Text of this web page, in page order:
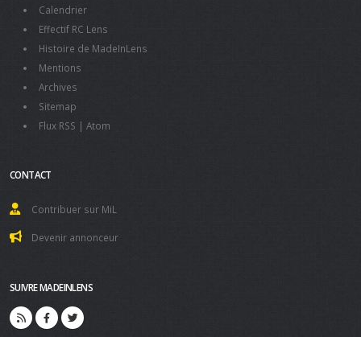
Calendrier
Effectif RC Lens
Histoire de MadeInLens
Mentions
Archives
Sitemap
Flux RSS | Atom
CONTACT
Contribuer sur MiL
Devenir annonceur
SUIVRE MADEINLENS